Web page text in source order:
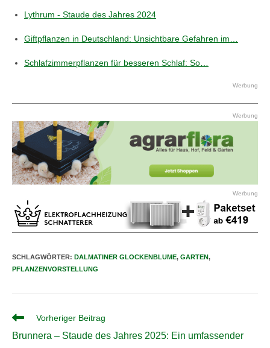
Lythrum - Staude des Jahres 2024
Giftpflanzen in Deutschland: Unsichtbare Gefahren im…
Schlafzimmerpflanzen für besseren Schlaf: So…
Werbung
Werbung
Werbung
SCHLAGWÖRTER: DALMATINER GLOCKENBLUME, GARTEN,
PFLANZENVORSTELLUNG
Weitere
ansehen
Vorheriger Beitrag
Brunnera – Staude des Jahres 2025: Ein umfassender